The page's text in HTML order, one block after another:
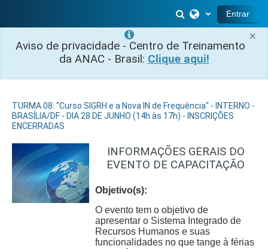
×
Aviso de privacidade - Centro de Treinamento
da ANAC - Brasil: Clique aqui!
Alternar entrada
Entrar
TURMA 08: "Curso SIGRH e a Nova IN de Frequência" - INTERNO -
BRASÍLIA/DF - DIA 28 DE JUNHO (14h às 17h) - INSCRIÇÕES
ENCERRADAS
INFORMAÇÕES GERAIS DO
EVENTO DE CAPACITAÇÃO
Objetivo(s):
O evento tem o objetivo de
apresentar o Sistema Integrado de
Recursos Humanos e suas
funcionalidades no que tange à férias